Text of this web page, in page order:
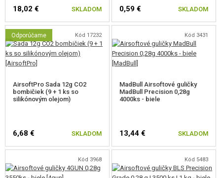
18,02 € SKLADOM 0,59 € SKLADOM
Odporúčame Kód 17232
AirsoftPro Sada 12g CO2
bombičiek (9 + 1 ks so
silikónovým olejom)
6,68 € SKLADOM
Kód 3431
MadBull Airsoftové guličky
MadBull Precision 0,28g
4000ks - biele
13,44 € SKLADOM
Kód 3968 Kód 5483